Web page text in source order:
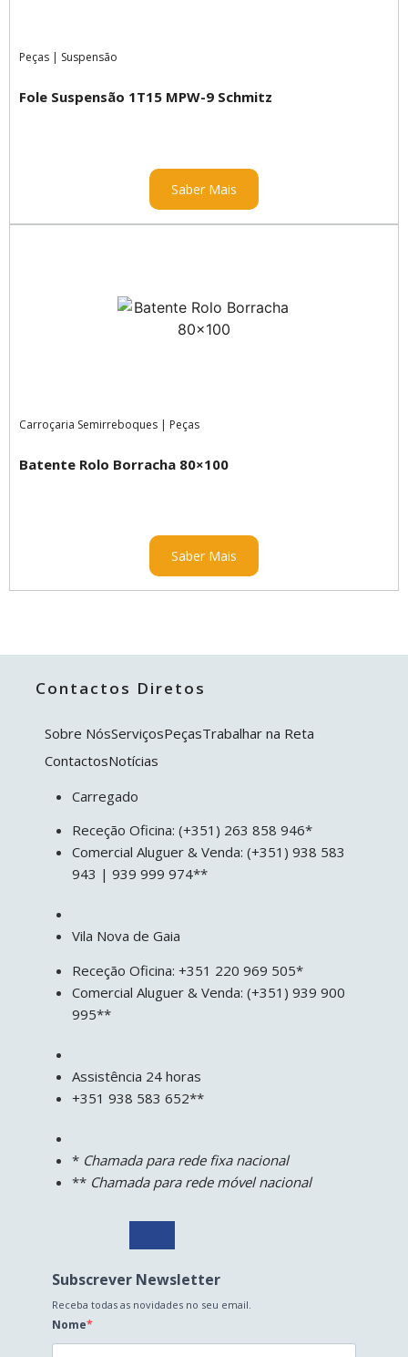
Peças | Suspensão
Fole Suspensão 1T15 MPW-9 Schmitz
Saber Mais
Carroçaria Semirreboques | Peças
Batente Rolo Borracha 80×100
Saber Mais
Contactos Diretos
Sobre NósServiçosPeçasTrabalhar na Reta
ContactosNotícias
Carregado
Receção Oficina: (+351) 263 858 946*
Comercial Aluguer & Venda: (+351) 938 583
943 | 939 999 974**
Vila Nova de Gaia
Receção Oficina: +351 220 969 505*
Comercial Aluguer & Venda: (+351) 939 900
995**
Assistência 24 horas
+351 938 583 652**
* Chamada para rede fixa nacional
** Chamada para rede móvel nacional
Subscrever Newsletter
Receba todas as novidades no seu email.
Nome